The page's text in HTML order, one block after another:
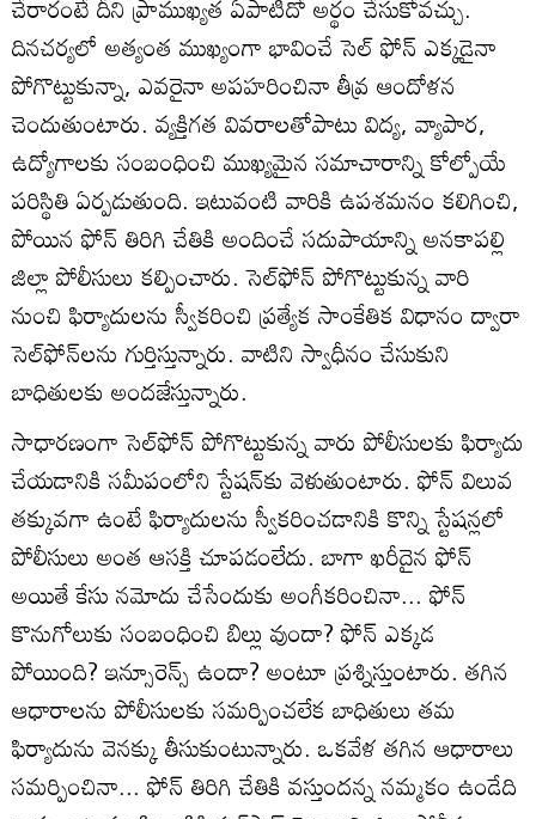
దినచర్యలో అత్యంత ముఖ్యంగా భావించే సెల్‌ ఫోన్‌ ఎక్కడైనా
పోగొట్టుకున్నా, ఎవరైనా అపహరించినా తీవ్ర ఆందోళన
చెందుతుంటారు. వ్యక్తిగత వివరాలతోపాటు విద్య, వ్యాపార,
ఉద్యోగాలకు సంబంధించి ముఖ్యమైన సమాచారాన్ని కోల్పోయే
పరిస్థితి ఏర్పడుతుంది. ఇటువంటి వారికి ఉపశమనం కలిగించి,
పోయిన ఫోన్‌ తిరిగి చేతికి అందించే సదుపాయాన్ని అనకాపల్లి
జిల్లా పోలీసులు కల్పించారు. సెల్‌ఫోన్‌ పోగొట్టుకున్న వారి
నుంచి ఫిర్యాదులను స్వీకరించి ప్రత్యేక సాంకేతిక విధానం ద్వారా
సెల్‌ఫోన్‌లను గుర్తిస్తున్నారు. వాటిని స్వాధీనం చేసుకుని
బాధితులకు అందజేస్తున్నారు.
సాధారణంగా సెల్‌ఫోన్‌ పోగొట్టుకున్న వారు పోలీసులకు ఫిర్యాదు
చేయడానికి సమీపంలోని స్టేషన్‌కు వెళుతుంటారు. ఫోన్‌ విలువ
తక్కువగా ఉంటే ఫిర్యాదులను స్వీకరించడానికి కొన్ని స్టేషన్లలో
పోలీసులు అంత ఆసక్తి చూపడంలేదు. బాగా ఖరీదైన ఫోన్‌
అయితే కేసు నమోదు చేసేందుకు అంగీకరించినా... ఫోన్‌
కొనుగోలుకు సంబంధించి బిల్లు వుందా? ఫోన్‌ ఎక్కడ
పోయింది? ఇన్సూరెన్స్‌ ఉందా? అంటూ ప్రశ్నిస్తుంటారు. తగిన
ఆధారాలను పోలీసులకు సమర్పించలేక బాధితులు తమ
ఫిర్యాదును వెనక్కు తీసుకుంటున్నారు. ఒకవేళ తగిన ఆధారాలు
సమర్పించినా... ఫోన్‌ తిరిగి చేతికి వస్తుందన్న నమ్మకం ఉండేది